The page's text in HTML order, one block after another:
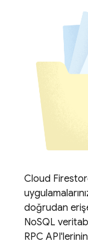
Cloud
doğrudan
NoSQL
RPC